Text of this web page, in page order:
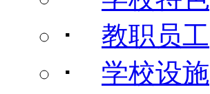
･ 教职员工
･ 学校设施